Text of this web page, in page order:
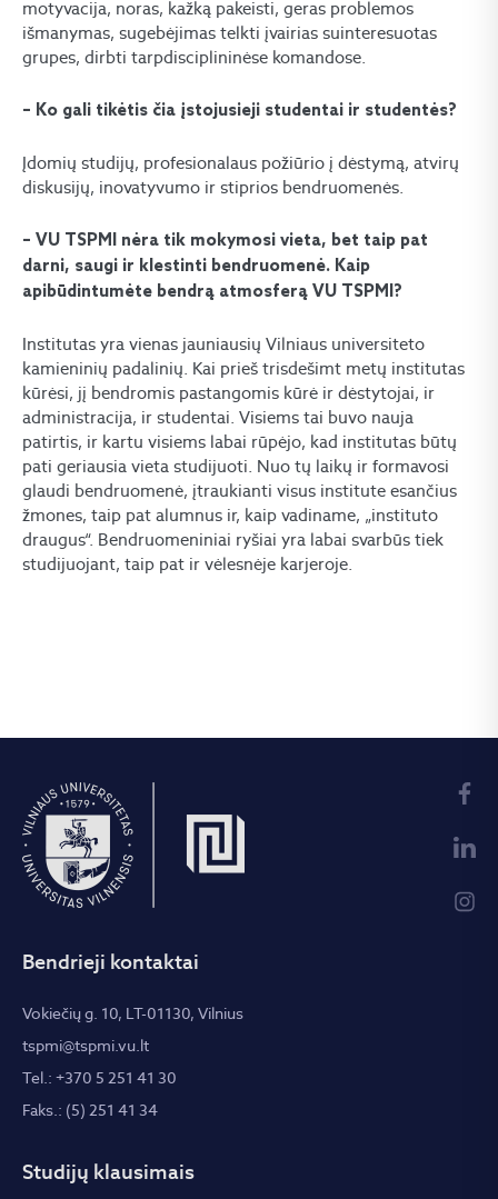
motyvacija, noras, kažką pakeisti, geras problemos
išmanymas, sugebėjimas telkti įvairias suinteresuotas
grupes, dirbti tarpdisciplininėse komandose.
– Ko gali tikėtis čia įstojusieji studentai ir studentės?
Įdomių studijų, profesionalaus požiūrio į dėstymą, atvirų
diskusijų, inovatyvumo ir stiprios bendruomenės.
– VU TSPMI nėra tik mokymosi vieta, bet taip pat
darni, saugi ir klestinti bendruomenė. Kaip
apibūdintumėte bendrą atmosferą VU TSPMI?
Institutas yra vienas jauniausių Vilniaus universiteto
kamieninių padalinių. Kai prieš trisdešimt metų institutas
kūrėsi, jį bendromis pastangomis kūrė ir dėstytojai, ir
administracija, ir studentai. Visiems tai buvo nauja
patirtis, ir kartu visiems labai rūpėjo, kad institutas būtų
pati geriausia vieta studijuoti. Nuo tų laikų ir formavosi
glaudi bendruomenė, įtraukianti visus institute esančius
žmones, taip pat alumnus ir, kaip vadiname, „instituto
draugus“. Bendruomeniniai ryšiai yra labai svarbūs tiek
studijuojant, taip pat ir vėlesnėje karjeroje.
Bendrieji kontaktai
Vokiečių g. 10, LT-01130, Vilnius
tspmi@tspmi.vu.lt
Tel.: +370 5 251 41 30
Faks.: (5) 251 41 34
Studijų klausimais